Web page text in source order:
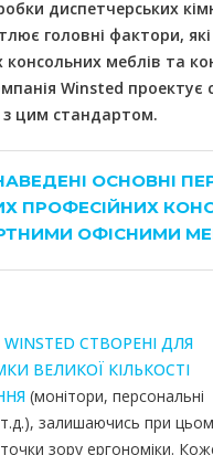
диспетчерських
головні фактори,
меблів та
Winsted проектує
з цим стандартом.
ОСНОВНІ
ПРОФЕСІЙНИХ
ОФІСНИМИ
СТВОРЕНІ ДЛЯ
ВЕЛИКОЇ КІЛЬКОСТІ
(монітори, персональні
т.д.), залишаючись при
зору ергономіки.